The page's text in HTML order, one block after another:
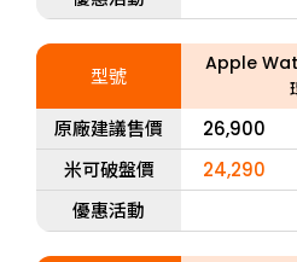
型號
Apple
原廠建議售價
26,900
米可破盤價
24,290
優惠活動